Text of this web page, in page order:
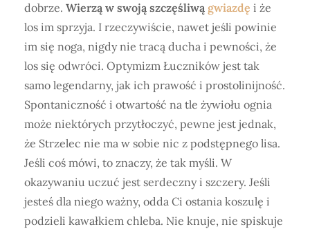
dobrze. Wierzą w swoją szczęśliwą gwiazdę i że
los im sprzyja. I rzeczywiście, nawet jeśli powinie
im się noga, nigdy nie tracą ducha i pewności, że
los się odwróci. Optymizm Łuczników jest tak
samo legendarny, jak ich prawość i prostolinijność.
Spontaniczność i otwartość na tle żywiołu ognia
może niektórych przytłoczyć, pewne jest jednak,
że Strzelec nie ma w sobie nic z podstępnego lisa.
Jeśli coś mówi, to znaczy, że tak myśli. W
okazywaniu uczuć jest serdeczny i szczery. Jeśli
jesteś dla niego ważny, odda Ci ostania koszulę i
podzieli kawałkiem chleba. Nie knuje, nie spiskuje